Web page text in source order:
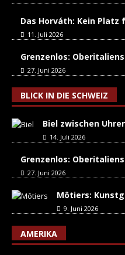
Das Horváth: Kein Platz
11. Juli 2026
Grenzenlos:
27. Juni 2026
BLICK IN DIE SCHWEIZ
Biel zwischen
14. Juli 2026
Grenzenlos:
27. Juni 2026
Môtiers:
9. Juni 2026
AMERIKA